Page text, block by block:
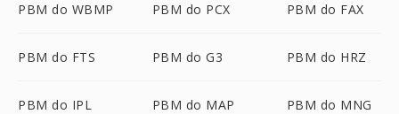
PBM do WBMP PBM do PCX PBM do FAX
PBM do FTS PBM do G3 PBM do HRZ
PBM do IPL PBM do MAP PBM do MNG